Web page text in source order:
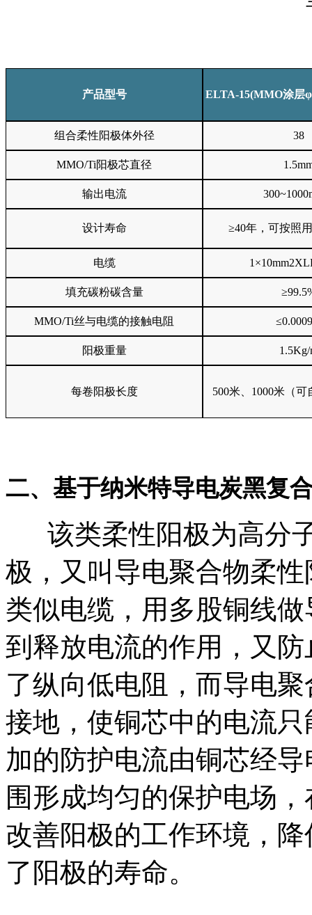
产品型号 ELTA-15(MMO涂层
组合柔性阳极体外径 38
MMO/Ti阳极芯直径
输出电流
设计寿命 ≥40年，可按照
电缆 1×10mm
填充碳粉碳含量
MMO/Ti丝与电缆的接触电阻
阳极重量 1.5Kg/
每卷阳极长度 500米、1000米（
二、 基于纳米特导电炭黑复
该类柔性阳极为高分
极，又叫导电聚合物柔
类似电缆，用多股铜线
到释放电流的作用，又
了纵向低电阻，而导电
接地，使铜芯中的电流
加的防护电流由铜芯经
围形成均匀的保护电场
改善阳极的工作环境，
了阳极的寿命。